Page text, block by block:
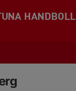
HANDBOLL